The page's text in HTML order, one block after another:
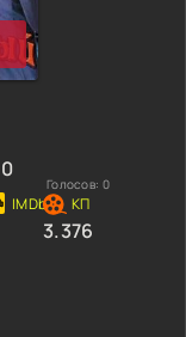
0
Голосов: 0
3.376